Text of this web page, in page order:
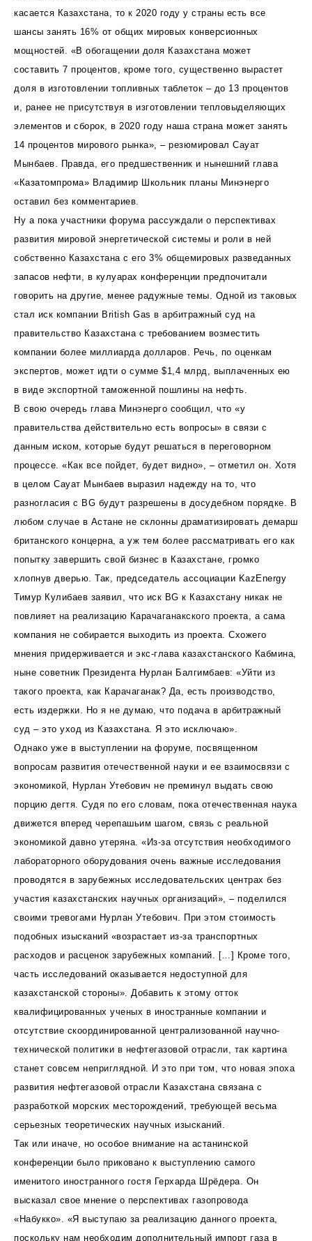
касается Казахстана, то к 2020 году у страны есть все
шансы занять 16% от общих мировых конверсионных
мощностей. «В обогащении доля Казахстана может
составить 7 процентов, кроме того, существенно вырастет
доля в изготовлении топливных таблеток – до 13 процентов
и, ранее не присутствуя в изготовлении тепловыделяющих
элементов и сборок, в 2020 году наша страна может занять
14 процентов мирового рынка», – резюмировал Сауат
Мынбаев. Правда, его предшественник и нынешний глава
«Казатомпрома» Владимир Школьник планы Минэнерго
оставил без комментариев.
Ну а пока участники форума рассуждали о перспективах
развития мировой энергетической системы и роли в ней
собственно Казахстана с его 3% общемировых разведанных
запасов нефти, в кулуарах конференции предпочитали
говорить на другие, менее радужные темы. Одной из таковых
стал иск компании British Gas в арбитражный суд на
правительство Казахстана с требованием возместить
компании более миллиарда долларов. Речь, по оценкам
экспертов, может идти о сумме $1,4 млрд, выплаченных ею
в виде экспортной таможенной пошлины на нефть.
В свою очередь глава Минэнерго сообщил, что «у
правительства действительно есть вопросы» в связи с
данным иском, которые будут решаться в переговорном
процессе. «Как все пойдет, будет видно», – отметил он. Хотя
в целом Сауат Мынбаев выразил надежду на то, что
разногласия с BG будут разрешены в досудебном порядке. В
любом случае в Астане не склонны драматизировать демарш
британского концерна, а уж тем более рассматривать его как
попытку завершить свой бизнес в Казахстане, громко
хлопнув дверью. Так, председатель ассоциации KazEnergy
Тимур Кулибаев заявил, что иск BG к Казахстану никак не
повлияет на реализацию Карачаганакского проекта, а сама
компания не собирается выходить из проекта. Схожего
мнения придерживается и экс-глава казахстанского Кабмина,
ныне советник Президента Нурлан Балгимбаев: «Уйти из
такого проекта, как Карачаганак? Да, есть производство,
есть издержки. Но я не думаю, что подача в арбитражный
суд – это уход из Казахстана. Я это исключаю».
Однако уже в выступлении на форуме, посвященном
вопросам развития отечественной науки и ее взаимосвязи с
экономикой, Нурлан Утебович не преминул выдать свою
порцию дегтя. Судя по его словам, пока отечественная наука
движется вперед черепашьим шагом, связь с реальной
экономикой давно утеряна. «Из-за отсутствия необходимого
лабораторного оборудования очень важные исследования
проводятся в зарубежных исследовательских центрах без
участия казахстанских научных организаций», – поделился
своими тревогами Нурлан Утебович. При этом стоимость
подобных изысканий «возрастает из-за транспортных
расходов и расценок зарубежных компаний. […] Кроме того,
часть исследований оказывается недоступной для
казахстанской стороны». Добавить к этому отток
квалифицированных ученых в иностранные компании и
отсутствие скоординированной централизованной научно-
технической политики в нефтегазовой отрасли, так картина
станет совсем неприглядной. И это при том, что новая эпоха
развития нефтегазовой отрасли Казахстана связана с
разработкой морских месторождений, требующей весьма
серьезных теоретических научных изысканий.
Так или иначе, но особое внимание на астанинской
конференции было приковано к выступлению самого
именитого иностранного гостя Герхарда Шрёдера. Он
высказал свое мнение о перспективах газопровода
«Набукко». «Я выступаю за реализацию данного проекта,
поскольку нам необходим дополнительный импорт газа в